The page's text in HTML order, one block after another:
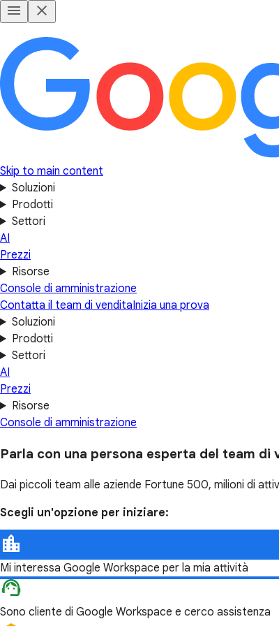
Skip to main content
Soluzioni
Prodotti
Settori
AI
Prezzi
Risorse
Console di amministrazione
Contatta il team di venditaInizia una prova
Soluzioni
Prodotti
Settori
AI
Prezzi
Risorse
Console di amministrazione
Parla con una persona esperta del team di
Dai piccoli team alle aziende Fortune 500, milioni di
Scegli un'opzione per iniziare:
Mi interessa Google Workspace per la mia attività
Sono cliente di Google Workspace e cerco assistenza